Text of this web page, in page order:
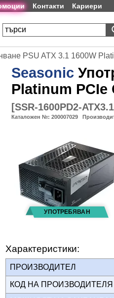
Контакти Кариери
PSU ATX 3.1 1600W
Seasonic
Platinum PCIe
[SSR-1600PD2-ATX3.1
Каталожен №: 200007029
Характеристики:
ПРОИЗВОДИТЕЛ
КОД НА ПРОИЗВОДИТЕЛЯ